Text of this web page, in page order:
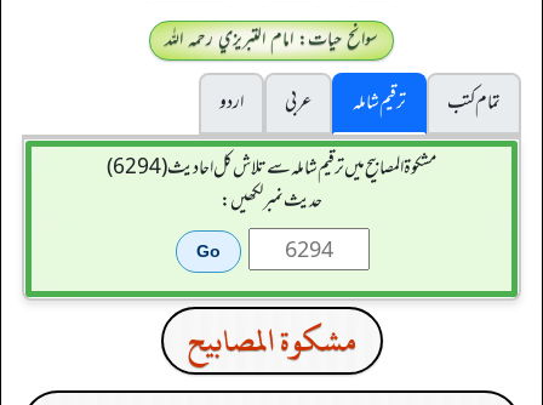
سوانح حیات: امام التبريزي رحمہ اللہ
تمام کتب
ترقیم شاملہ عربی
اردو
مشکوۃ المصابیح میں ترقیم شاملہ سے تلاش کل احادیث (6294)
حدیث نمبر لکھیں:
مشكوة المصابيح